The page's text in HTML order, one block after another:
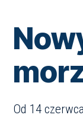
Od 14